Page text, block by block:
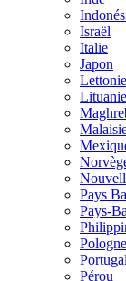
Israël
Italie
Japon
Lettonie
Lituanie
Pays
Pays-
Pologne
Portugal
Pérou